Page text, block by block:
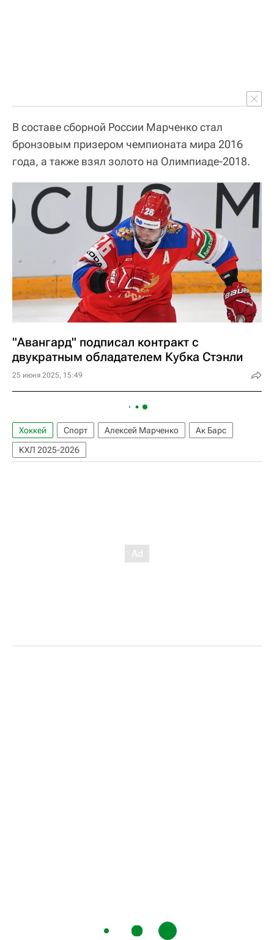
В составе сборной России Марченко стал
бронзовым призером чемпионата мира 2016
года, а также взял золото на Олимпиаде-2018.
"Авангард" подписал контракт с
двукратным обладателем Кубка Стэнли
25 июня 2025, 15:49
Хоккей Спорт Алексей Марченко
Ак Барс
КХЛ 2025-2026